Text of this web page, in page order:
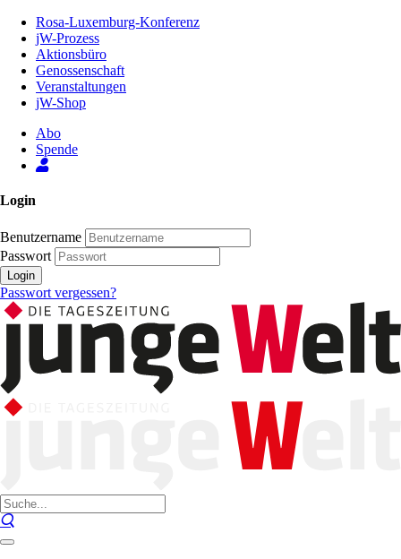
Inhalt
Seite
Rosa-Luxemburg-Konferenz
jW-Prozess
Aktionsbüro
Genossenschaft
Veranstaltungen
jW-Shop
Abo
Spende
Login
Benutzername
Passwort
Login
Passwort vergessen?